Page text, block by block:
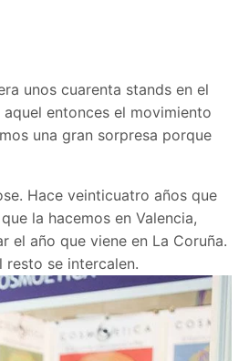
unos cuarenta stands en el
entonces el movimiento
una gran sorpresa porque
Hace veinticuatro años que
la hacemos en Valencia,
el año que viene en La Coruña.
resto se intercalen.